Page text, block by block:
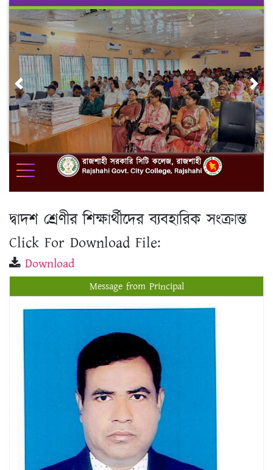
Skip
content
Previous
দ্বাদশ শ্রেণীর শিক্ষার্থীদের ব্যবহারিক সংক্রান্ত
Click For Download File:
Download
Message from Principal